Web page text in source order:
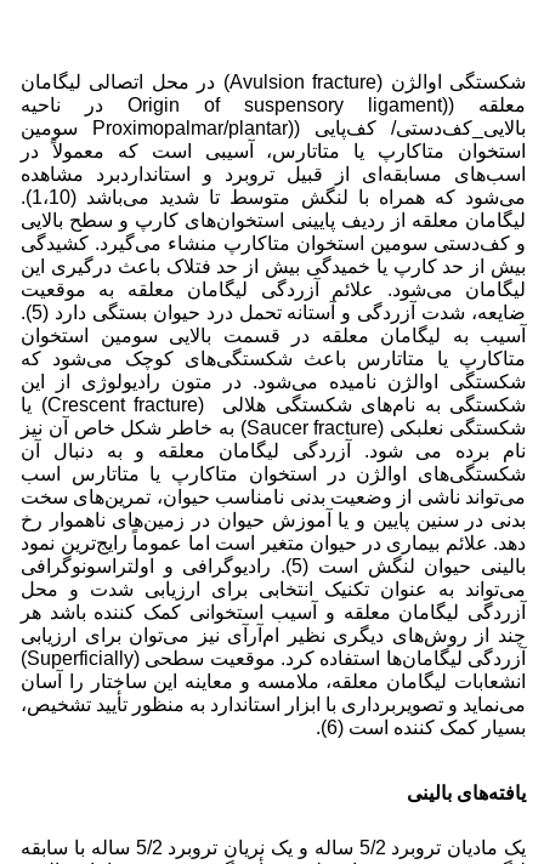
شکستگی اوالژن (Avulsion fracture) در محل اتصالی لیگامان
معلقه ((Origin of suspensory ligament در ناحیه
بالایی_کف‌دستی/ کف‌پایی ((Proximopalmar/plantar سومین
استخوان متاکارپ یا متاتارس، آسیبی است که معمولاً در
اسب‌های مسابقه‌ای از قبیل تروبرد و استانداردبرد مشاهده
می‌شود که همراه با لنگش متوسط تا شدید می‌باشد (1،10).
لیگامان معلقه از ردیف پایینی استخوان‌های کارپ و سطح بالایی
و کف‌دستی سومین استخوان متاکارپ منشاء می‌گیرد. کشیدگی
بیش از حد کارپ یا خمیدگی بیش از حد فتلاک باعث درگیری این
لیگامان می‌شود. علائم آزردگی لیگامان معلقه به موقعیت
ضایعه، شدت آزردگی و آستانه تحمل درد حیوان بستگی دارد (5).
آسیب به لیگامان معلقه در قسمت بالایی سومین استخوان
متاکارپ یا متاتارس باعث شکستگی‌های کوچک می‌شود که
شکستگی اوالژن نامیده می‌شود. در متون رادیولوژی از این
شکستگی به نام‌های شکستگی هلالی (Crescent fracture) یا
شکستگی نعلبکی (Saucer fracture) به خاطر شکل خاص آن نیز
نام برده می شود. آزردگی لیگامان معلقه و به دنبال آن
شکستگی‌های اوالژن در استخوان متاکارپ یا متاتارس اسب
می‌تواند ناشی از وضعیت بدنی نامناسب حیوان، تمرین‌های سخت
بدنی در سنین پایین و یا آموزش حیوان در زمین‌های ناهموار رخ
دهد. علائم بیماری در حیوان متغیر است اما عموماً رایج‌ترین نمود
بالینی حیوان لنگش است (5). رادیوگرافی و اولتراسونوگرافی
می‌تواند به عنوان تکنیک انتخابی برای ارزیابی شدت و محل
آزردگی لیگامان معلقه و آسیب استخوانی کمک کننده باشد هر
چند از روش‌های دیگری نظیر ام‌آر‌آی نیز می‌توان برای ارزیابی
آزردگی لیگامان‌ها استفاده کرد. موقعیت سطحی (Superficially)
انشعابات لیگامان معلقه، ملامسه و معاینه این ساختار را آسان
می‌نماید و تصویربرداری با ابزار استاندارد به منظور تأیید تشخیص،
بسیار کمک کننده است (6).
یافته‌های بالینی
یک مادیان تروبرد 5/2 ساله و یک نریان تروبرد 5/2 ساله با سابقه